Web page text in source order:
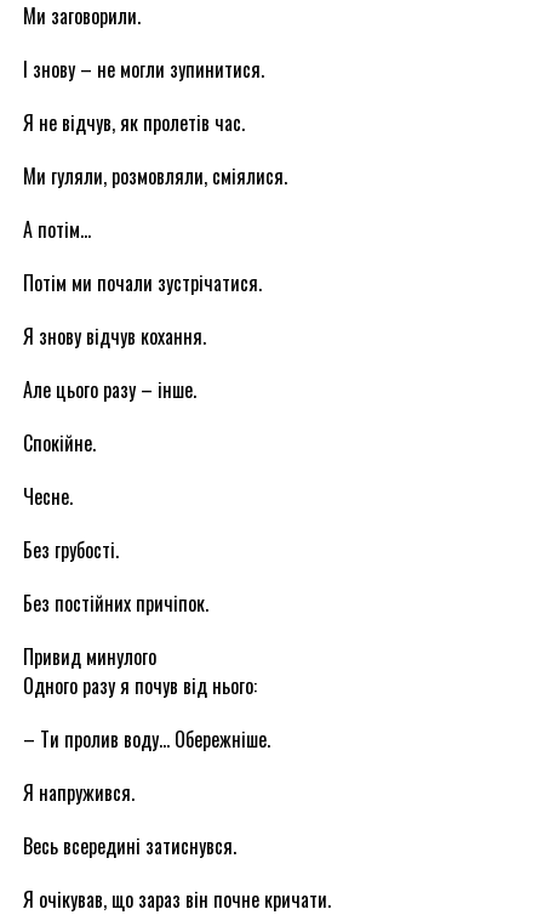
Ми заговорили.
І знову – не могли зупинитися.
Я не відчув, як пролетів час.
Ми гуляли, розмовляли, сміялися.
А потім…
Потім ми почали зустрічатися.
Я знову відчув кохання.
Але цього разу – інше.
Спокійне.
Чесне.
Без грубості.
Без постійних причіпок.
Привид минулого
Одного разу я почув від нього:
– Ти пролив воду… Обережніше.
Я напружився.
Весь всередині затиснувся.
Я очікував, що зараз він почне кричати.